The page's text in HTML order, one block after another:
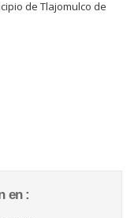
de Tlajomulco de
en :